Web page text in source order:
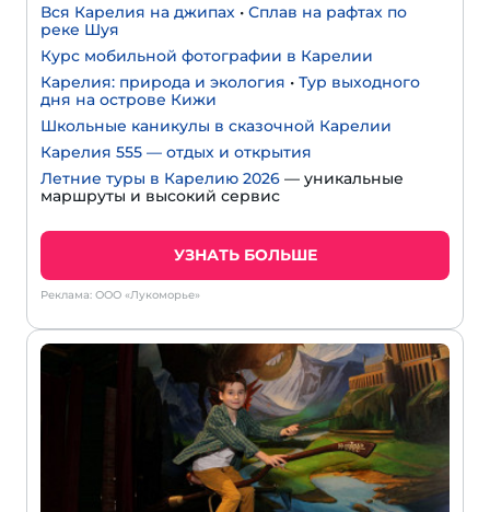
Вся Карелия на джипах • Сплав на рафтах по
реке Шуя
Курс мобильной фотографии в Карелии
Карелия: природа и экология • Тур выходного
дня на острове Кижи
Школьные каникулы в сказочной Карелии
Карелия 555 — отдых и открытия
Летние туры в Карелию 2026 — уникальные
маршруты и высокий сервис
УЗНАТЬ БОЛЬШЕ
Реклама: ООО «Лукоморье»